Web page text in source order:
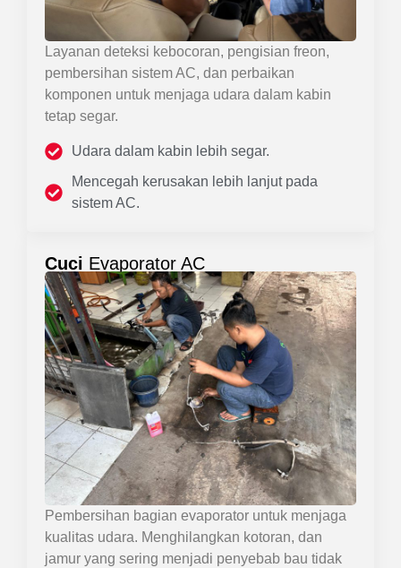
Layanan deteksi kebocoran, pengisian freon,
pembersihan sistem AC, dan perbaikan
komponen untuk menjaga udara dalam kabin
tetap segar.
Udara dalam kabin lebih segar.
Mencegah kerusakan lebih lanjut pada
sistem AC.
Cuci Evaporator AC
Pembersihan bagian evaporator untuk menjaga
kualitas udara. Menghilangkan kotoran, dan
jamur yang sering menjadi penyebab bau tidak